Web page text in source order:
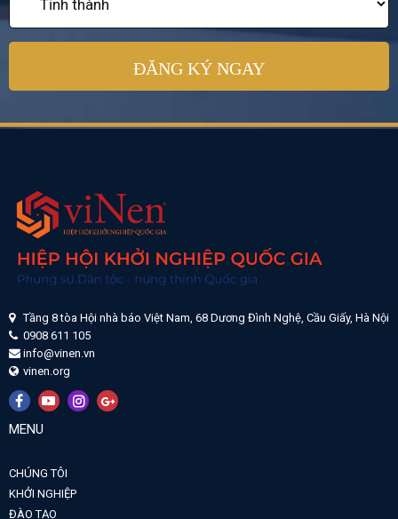
Tầng 8 tòa Hội nhà báo Việt Nam, 68 Dương Đình Nghệ, Cầu Giấy, Hà Nội
0908 611 105
info@vinen.vn
vinen.org
MENU
CHÚNG TÔI
KHỞI NGHIỆP
ĐÀO TẠO